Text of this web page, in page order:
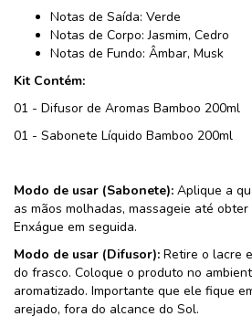
Notas de Saída: Verde
Notas de Corpo: Jasmim, Cedro
Notas de Fundo: Âmbar, Musk
Kit Contém:
01 - Difusor de Aromas Bamboo 200ml
01 - Sabonete Líquido Bamboo 200ml
Modo de usar (Sabonete): Aplique a
as mãos molhadas, massageie até
Enxágue em seguida.
Modo de usar (Difusor): Retire o lacre
do frasco. Coloque o produto no
aromatizado. Importante que ele fique
arejado, fora do alcance do Sol.